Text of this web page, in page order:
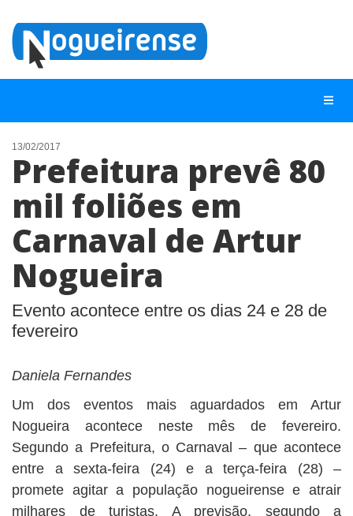
NOTÍCIAS
LISTA DIGITAL
TELEFONES ÚTEIS
CONTATO
ANUNCIE
13/02/2017
Prefeitura prevê 80
mil foliões em
Carnaval de Artur
Nogueira
Evento acontece entre os dias 24 e 28 de
fevereiro
Daniela Fernandes
Um dos eventos mais aguardados em Artur
Nogueira acontece neste mês de fevereiro.
Segundo a Prefeitura, o Carnaval – que acontece
entre a sexta-feira (24) e a terça-feira (28) –
promete agitar a população nogueirense e atrair
milhares de turistas. A previsão, segundo a